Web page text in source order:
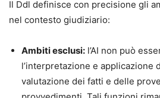
consolidare informazioni in
Privacy e compliance:
adempimenti GDPR
Appendici operative:
documenti pronti all’uso
Il Ddl definisce con precisione gli
nel contesto giudiziario:
Ambiti esclusi: l’AI non può
l’interpretazione e applicazione
valutazione dei fatti e delle